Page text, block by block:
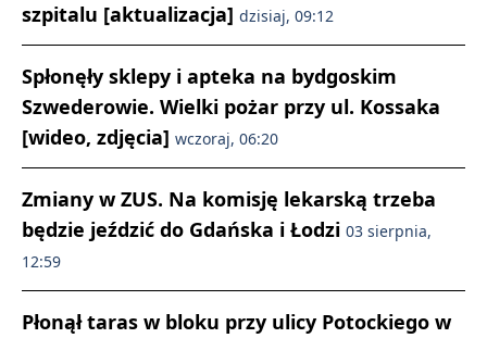
szpitalu [aktualizacja] dzisiaj, 09:12
Spłonęły sklepy i apteka na bydgoskim
Szwederowie. Wielki pożar przy ul. Kossaka
[wideo, zdjęcia] wczoraj, 06:20
Zmiany w ZUS. Na komisję lekarską trzeba
będzie jeździć do Gdańska i Łodzi 03 sierpnia,
12:59
Płonął taras w bloku przy ulicy Potockiego w